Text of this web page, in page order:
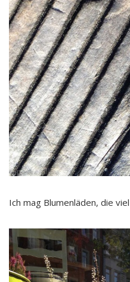
Ich mag Blumenläden, die